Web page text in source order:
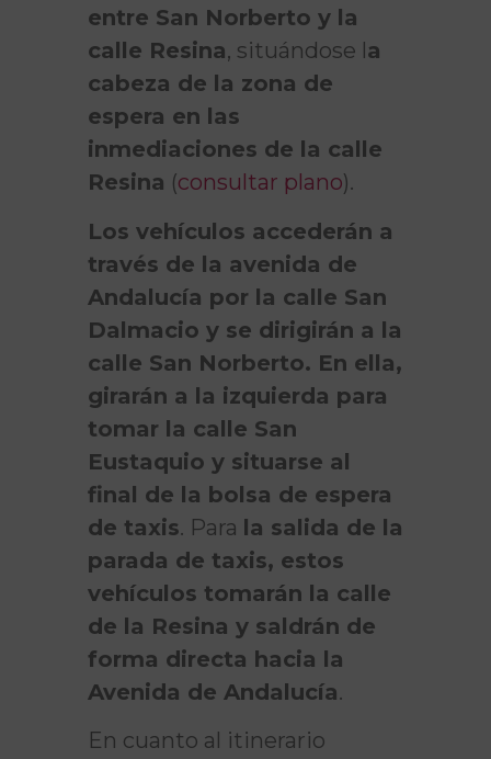
entre San Norberto y la
calle Resina, situándose la
cabeza de la zona de
espera en las
inmediaciones de la calle
Resina (consultar plano).
Los vehículos accederán a
través de la avenida de
Andalucía por la calle San
Dalmacio y se dirigirán a la
calle San Norberto. En ella,
girarán a la izquierda para
tomar la calle San
Eustaquio y situarse al
final de la bolsa de espera
de taxis. Para la salida de la
parada de taxis, estos
vehículos tomarán la calle
de la Resina y saldrán de
forma directa hacia la
Avenida de Andalucía.
En cuanto al itinerario